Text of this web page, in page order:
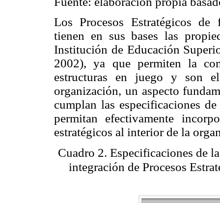
Los Procesos Estratégicos
tienen en sus bases las
Institución de Educación
2002), ya que permiten la
estructuras en juego y son
organización, un aspecto
cumplan las especificaciones
permitan efectivamente
estratégicos al interior de la
Cuadro 2. Especificaciones de
integración de Procesos